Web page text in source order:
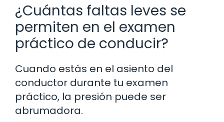
¿Cuántas faltas leves se
permiten en el examen
práctico de conducir?
Cuando estás en el asiento del
conductor durante tu examen
práctico, la presión puede ser
abrumadora.